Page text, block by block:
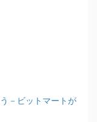
－ビットマートが